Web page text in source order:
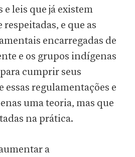
leis que já existem
respeitadas, e que as
encarregadas de
e os grupos indígenas
cumprir seus
essas regulamentações e
uma teoria, mas que
na prática.
a